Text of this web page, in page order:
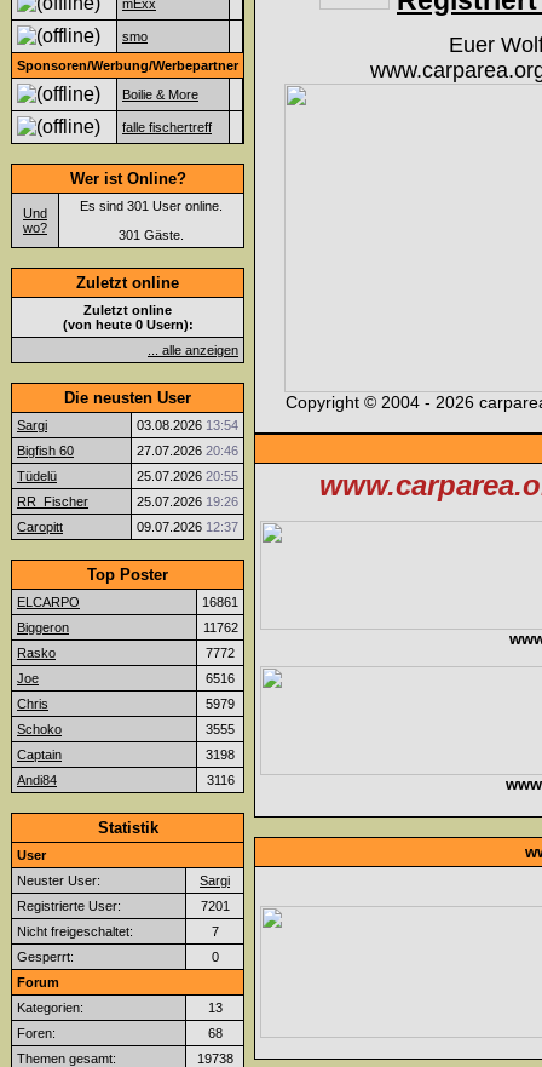
mExx
smo
Sponsoren/Werbung/Werbepartner
Boilie & More
falle fischertreff
Wer ist Online?
Und
wo?
Es sind 301 User online.
301 Gäste.
Zuletzt online
Zuletzt online
(von heute 0 Usern):
... alle anzeigen
Die neusten User
Sargi 03.08.2026 13:54
Bigfish 60
27.07.2026 20:46
Tüdelü
25.07.2026 20:55
RR_Fischer
25.07.2026 19:26
Caropitt
09.07.2026 12:37
Top Poster
ELCARPO
16861
Biggeron
11762
Rasko
7772
Joe
6516
Chris
5979
Schoko
3555
Captain
3198
Andi84
3116
Statistik
User
Neuster User:
Sargi
Registrierte User:
7201
Nicht freigeschaltet:
7
Gesperrt:
0
Forum
Kategorien:
13
Foren:
68
Themen gesamt:
19738
Euer
Copyright © 2004 - 2026